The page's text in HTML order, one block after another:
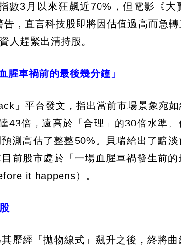
數3月以來狂飆近70%，但電影《大
，直言科技股即將因估值過高而急轉
人趕緊出清持股。
車禍前的最後幾分鐘」
」平台發文，指出當前市場景象宛
43倍，遠高於「合理」的30倍水準。
測高估了整整50%。貝瑞給出了黯淡
前股市處於「一場血腥車禍發生前的
it happens）。
歷經「拋物線式」飆升之後，終將